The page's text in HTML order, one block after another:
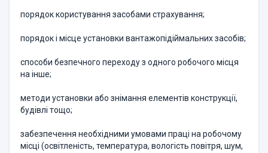
порядок користування засобами страхування;
порядок і місце установки вантажопідіймальних засобів;
способи безпечного переходу з одного робочого місця
на інше;
методи установки або знімання елементів конструкції,
будівлі тощо;
забезпечення необхідними умовами праці на робочому
місці (освітленість, температура, вологість повітря, шум,